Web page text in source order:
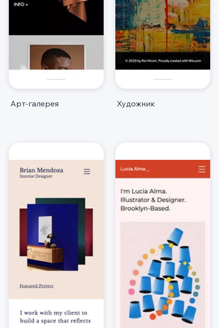
Арт-галерея Художник